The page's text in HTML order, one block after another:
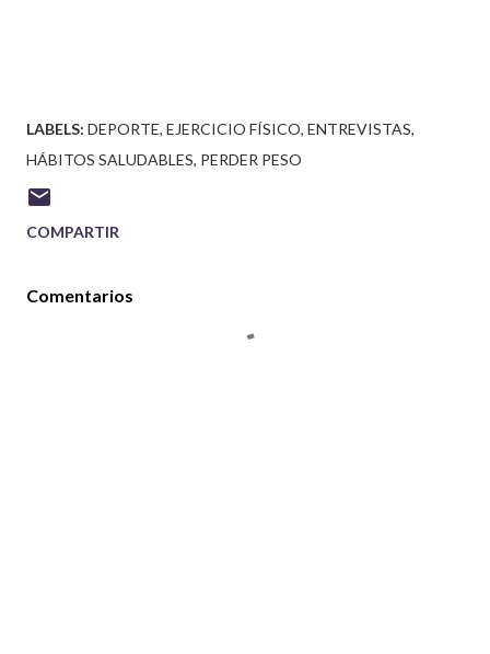
LABELS: DEPORTE EJERCICIO FÍSICO ENTREVISTAS
HÁBITOS SALUDABLES PERDER PESO
COMPARTIR
Comentarios